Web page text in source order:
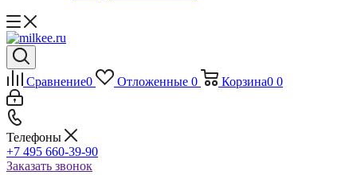
Сравнение0 Отложенные 0 Корзина0 0
Телефоны
+7 495 660-39-90
Заказать звонок